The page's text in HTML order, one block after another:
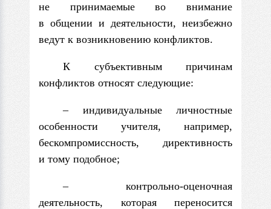
не прини­маемые во внимание
в общении и деятельности, неизбежно
ведут к возникно­вению конфликтов.
К субъективным причинам
конфликтов относят следующие:
– индивидуальные личностные
особенности учителя, например,
бескомпромиссность, директивность
и тому подобное;
– контрольно-оценочная
деятельность, которая переносится